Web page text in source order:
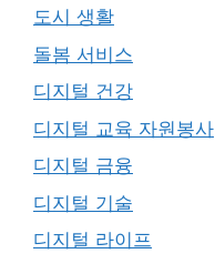
도시 생활
돌봄 서비스
디지털 건강
디지털 교육 자원봉사
디지털 금융
디지털 기술
디지털 라이프